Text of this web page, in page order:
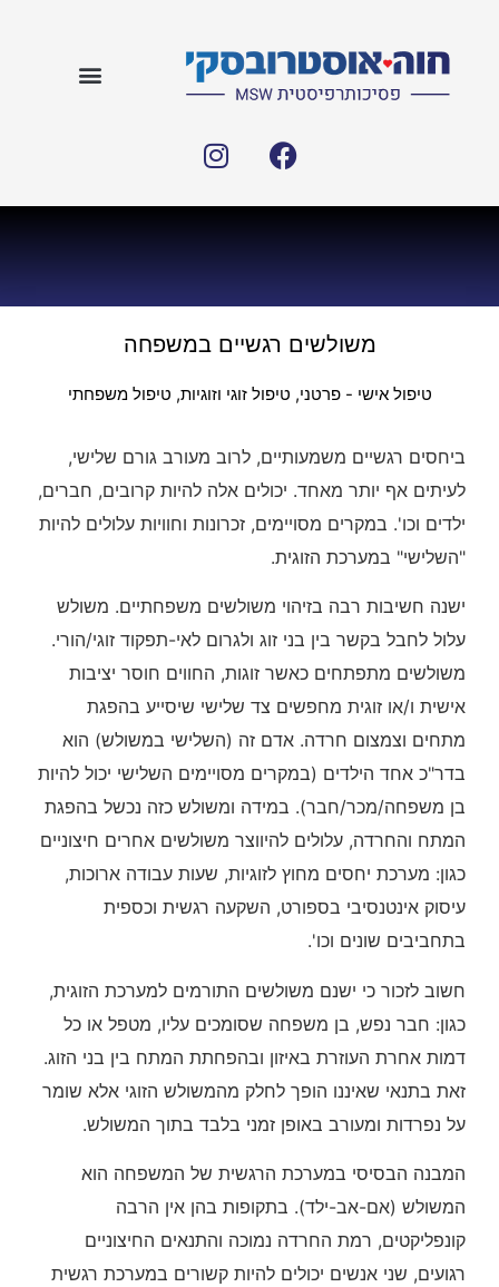
משולשים רגשיים במשפחה
טיפול אישי - פרטני, טיפול זוגי וזוגיות, טיפול משפחתי
ביחסים רגשיים משמעותיים, לרוב מעורב גורם שלישי,
לעיתים אף יותר מאחד. יכולים אלה להיות קרובים, חברים,
ילדים וכו'. במקרים מסויימים, זכרונות וחוויות עלולים להיות
"השלישי" במערכת הזוגית.
ישנה חשיבות רבה בזיהוי משולשים משפחתיים. משולש
עלול לחבל בקשר בין בני זוג ולגרום לאי-תפקוד זוגי/הורי.
משולשים מתפתחים כאשר זוגות, החווים חוסר יציבות
אישית ו/או זוגית מחפשים צד שלישי שיסייע בהפגת
מתחים וצמצום חרדה. אדם זה (השלישי במשולש) הוא
בדר"כ אחד הילדים (במקרים מסויימים השלישי יכול להיות
בן משפחה/מכר/חבר). במידה ומשולש כזה נכשל בהפגת
המתח והחרדה, עלולים להיווצר משולשים אחרים חיצוניים
כגון: מערכת יחסים מחוץ לזוגיות, שעות עבודה ארוכות,
עיסוק אינטנסיבי בספורט, השקעה רגשית וכספית
בתחביבים שונים וכו'.
חשוב לזכור כי ישנם משולשים התורמים למערכת הזוגית,
כגון: חבר נפש, בן משפחה שסומכים עליו, מטפל או כל
דמות אחרת העוזרת באיזון ובהפחתת המתח בין בני הזוג.
זאת בתנאי שאיננו הופך לחלק מהמשולש הזוגי אלא שומר
על נפרדות ומעורב באופן זמני בלבד בתוך המשולש.
המבנה הבסיסי במערכת הרגשית של המשפחה הוא
המשולש (אם-אב-ילד). בתקופות בהן אין הרבה
קונפליקטים, רמת החרדה נמוכה והתנאים החיצוניים
רגועים, שני אנשים יכולים להיות קשורים במערכת רגשית